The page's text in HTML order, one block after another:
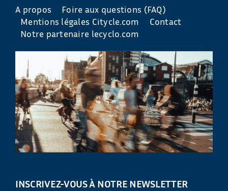
A propos
Foire aux questions (FAQ)
Mentions légales Citycle.com
Contact
Notre partenaire lecyclo.com
INSCRIVEZ-VOUS À NOTRE NEWSLETTER